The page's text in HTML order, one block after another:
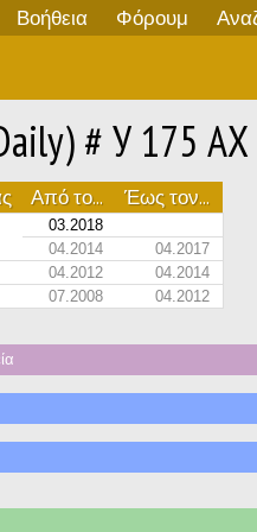
Βοήθεια Φόρουμ
# У 175
Από το... Έως τον...
03.2018
04.2014
04.2017
04.2012
04.2014
07.2008 04.2012